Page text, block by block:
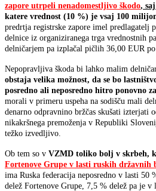
zapore utrpeli nenadomestljivo škodo,
katere vrednost (10 %) je vsaj 100
predrtja registrske zapore imel predlagatelj
delnice iz organiziranega trga vrednostnih
delničarjem pa izplačal pičlih 36,00 EUR po
Nepopravljiva škoda bi lahko malim
obstaja velika možnost, da se bo
posredno ali neposredno hitro ponovno
morali v primeru uspeha na sodišču mali
denarno odpravnino bržčas skušati izterjati
nikakršnega premoženja v Republiki
težko izvedljivo.
Ob tem so v VZMD toliko bolj v skrbeh,
Fortenove Grupe v lasti ruskih državnih
ima Ruska federacija neposredno v lasti
delež Fortenove Grupe, 7,5 % delež pa je